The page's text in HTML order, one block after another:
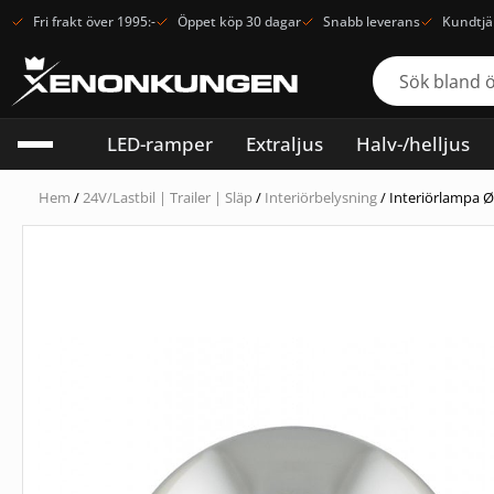
Fri frakt över 1995:- Öppet köp 30 dagar Snabb leverans
LED-ramper Extraljus Halv-/helljus
Hem / 24V/Lastbil | Trailer | Släp/ Interiörbelysning/ Interiörlampa